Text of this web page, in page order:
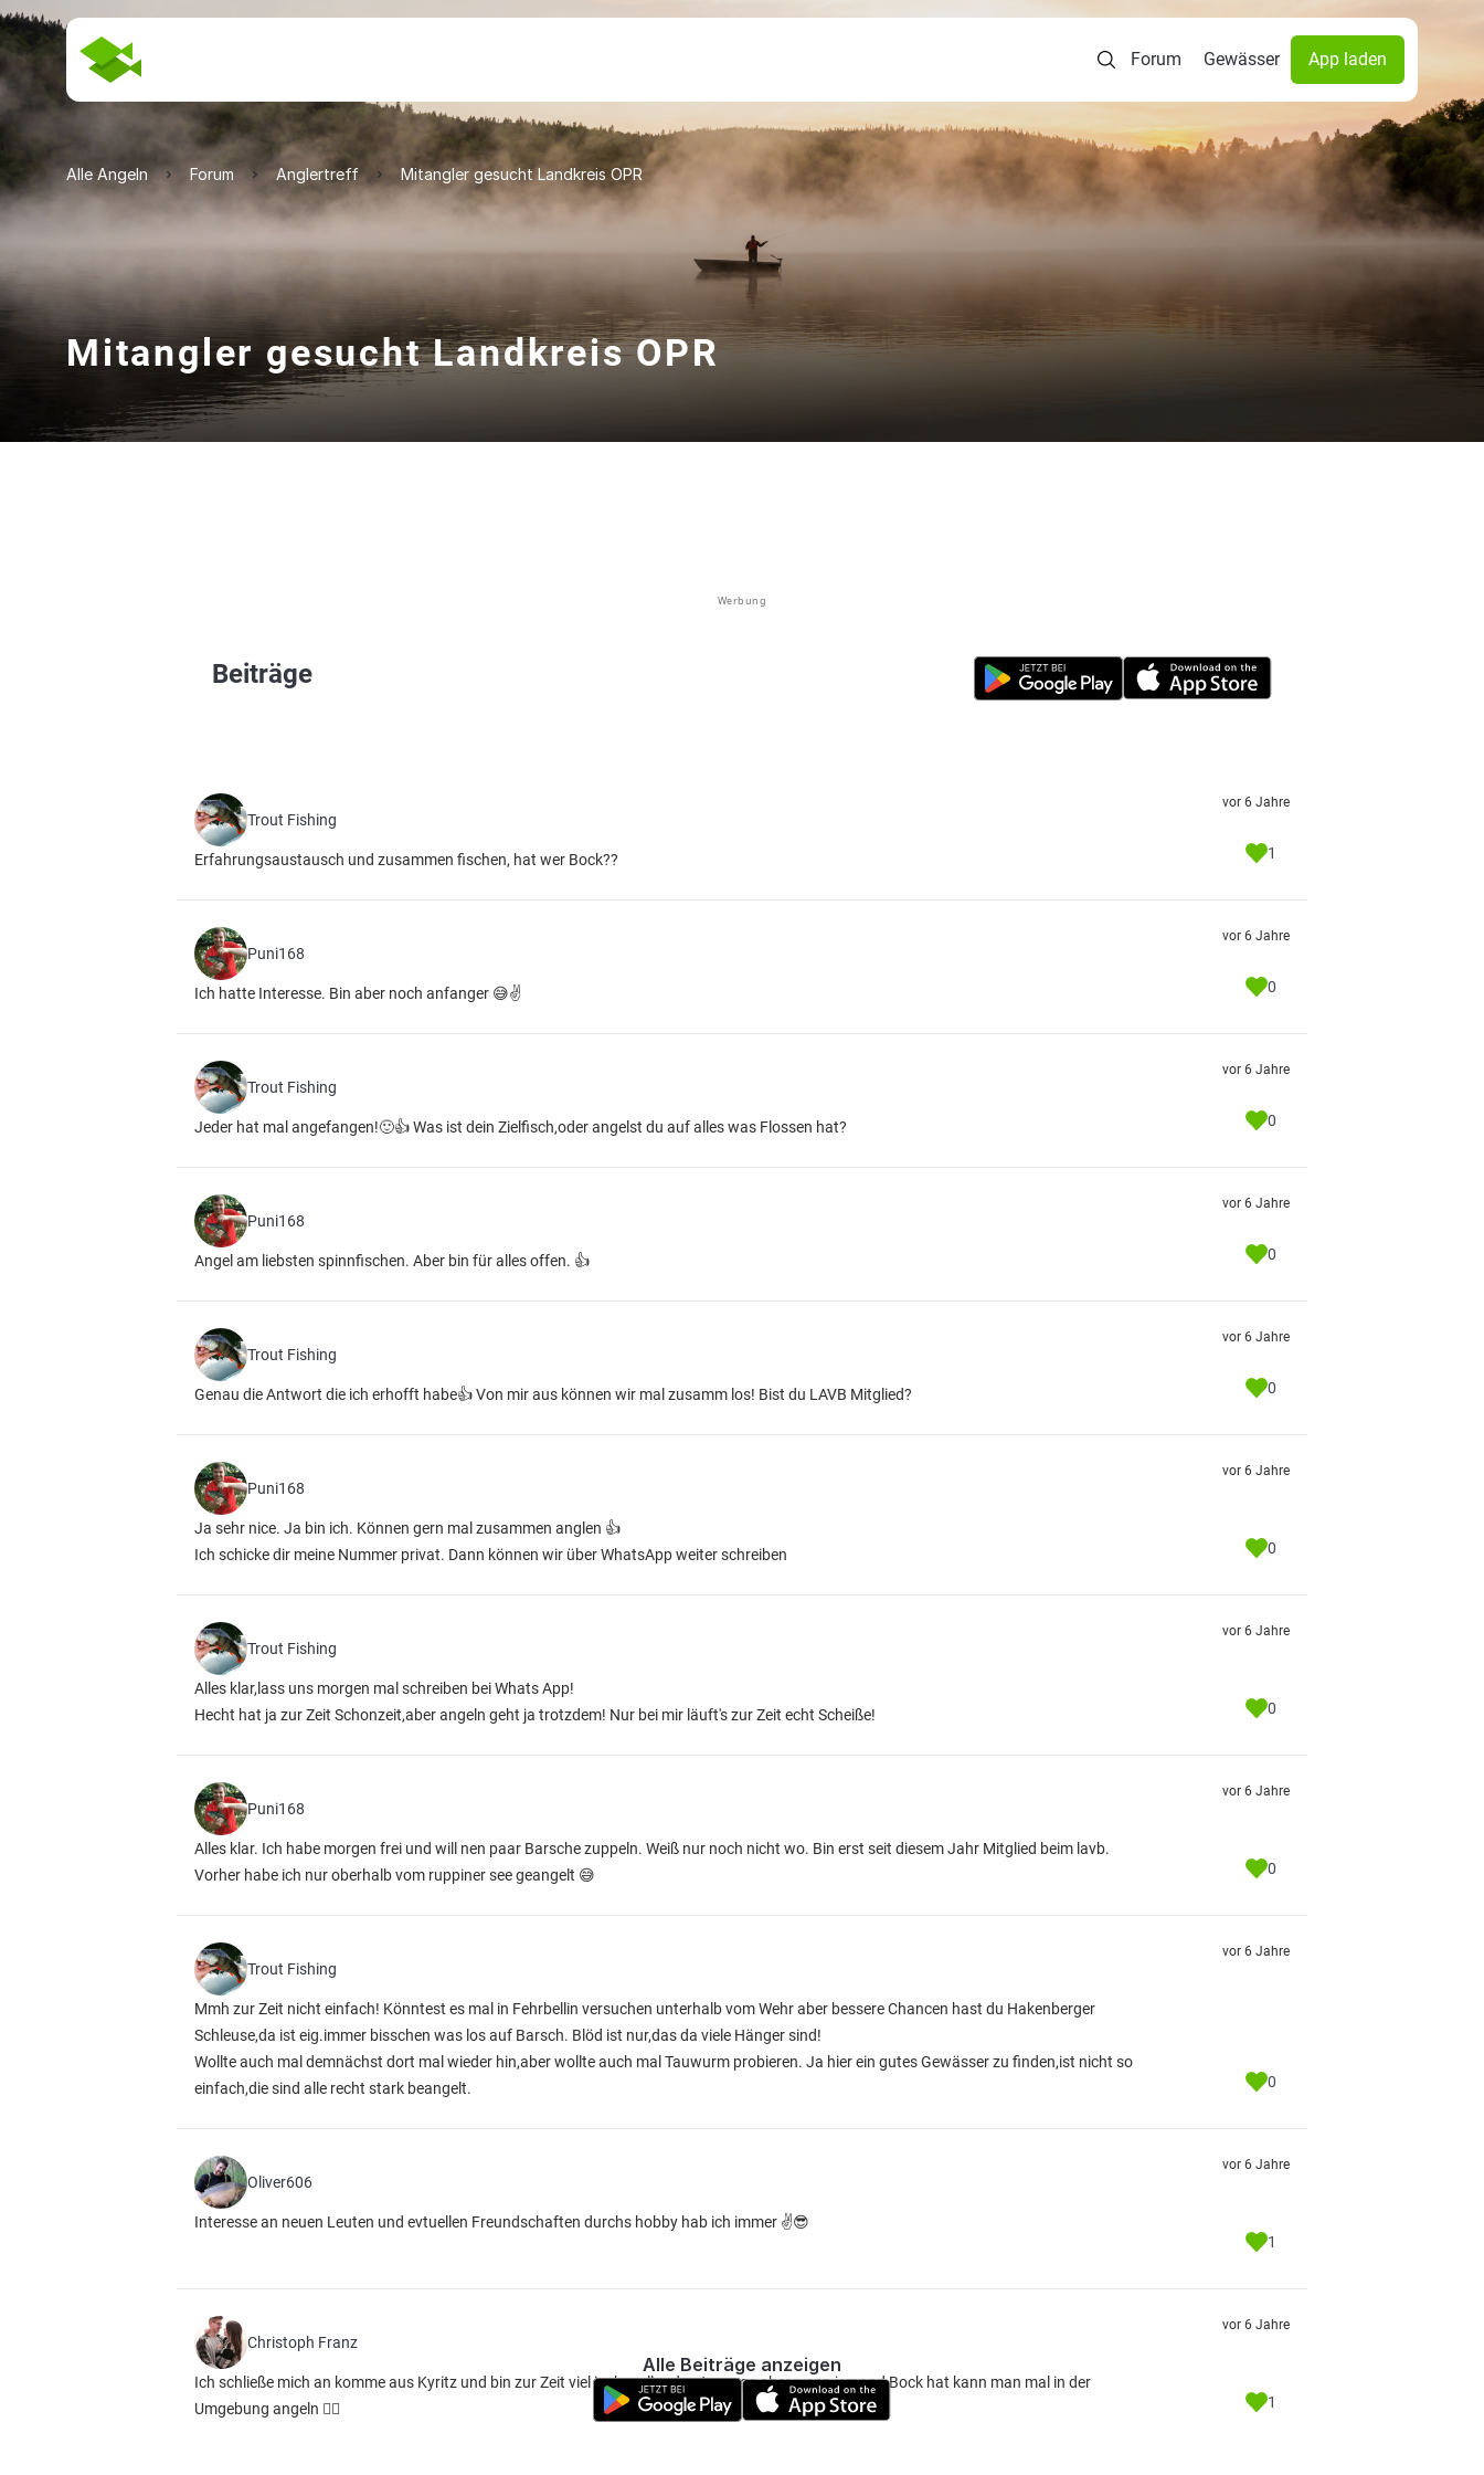
Forum Gewässer App laden
Alle Angeln Forum Anglertreff Mitangler gesucht Landkreis OPR
Mitangler gesucht Landkreis OPR
Werbung
Beiträge
Trout Fishing
Erfahrungsaustausch und zusammen fischen, hat wer Bock??
vor 6 Jahre
1
Puni168
Ich hatte Interesse. Bin aber noch anfanger 😅✌️
vor 6 Jahre
0
Trout Fishing
Jeder hat mal angefangen!🙂👍 Was ist dein Zielfisch,oder angelst du auf alles was Flossen hat?
vor 6 Jahre
0
Puni168
Angel am liebsten spinnfischen. Aber bin für alles offen. 👍
vor 6 Jahre
0
Trout Fishing
Genau die Antwort die ich erhofft habe👍 Von mir aus können wir mal zusamm los! Bist du LAVB Mitglied?
vor 6 Jahre
0
Puni168
Ja sehr nice. Ja bin ich. Können gern mal zusammen anglen 👍
Ich schicke dir meine Nummer privat. Dann können wir über WhatsApp weiter schreiben
vor 6 Jahre
0
Trout Fishing
Alles klar,lass uns morgen mal schreiben bei Whats App!
Hecht hat ja zur Zeit Schonzeit,aber angeln geht ja trotzdem! Nur bei mir läuft's zur Zeit echt Scheiße!
vor 6 Jahre
0
Puni168
Alles klar. Ich habe morgen frei und will nen paar Barsche zuppeln. Weiß nur noch nicht wo. Bin erst seit diesem Jahr Mitglied beim lavb.
Vorher habe ich nur oberhalb vom ruppiner see geangelt 😅
vor 6 Jahre
0
Trout Fishing
Mmh zur Zeit nicht einfach! Könntest es mal in Fehrbellin versuchen unterhalb vom Wehr aber bessere Chancen hast du Hakenberger
Schleuse,da ist eig.immer bisschen was los auf Barsch. Blöd ist nur,das da viele Hänger sind!
Wollte auch mal demnächst dort mal wieder hin,aber wollte auch mal Tauwurm probieren. Ja hier ein gutes Gewässer zu finden,ist nicht so
einfach,die sind alle recht stark beangelt.
vor 6 Jahre
0
Oliver606
Interesse an neuen Leuten und evtuellen Freundschaften durchs hobby hab ich immer ✌😎
vor 6 Jahre
1
Christoph Franz
Ich schließe mich an komme aus Kyritz und bin zur Zeit viel im havelland unterwegs aber wenn jemand Bock hat kann man mal in der
Umgebung angeln 👍🏻
vor 6 Jahre
1
Alle Beiträge anzeigen